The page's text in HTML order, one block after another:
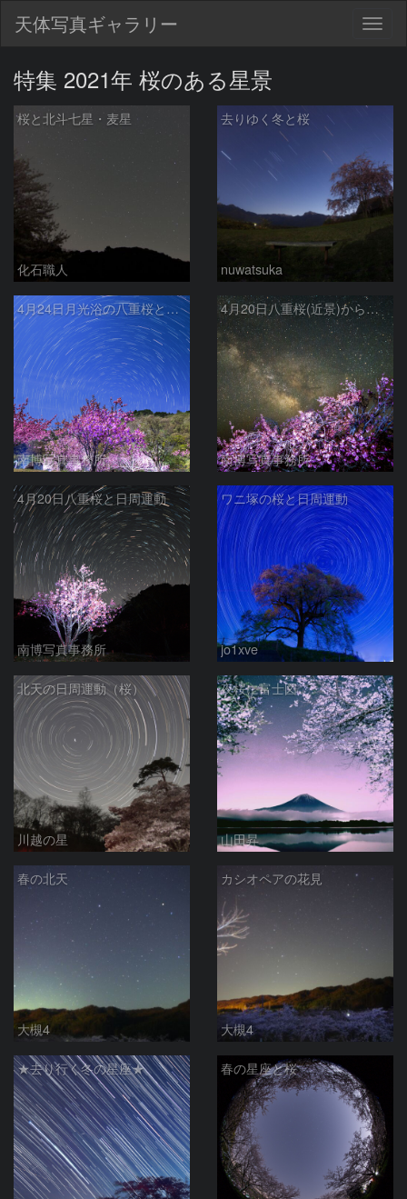
天体写真ギャラリー
特集 2021年 桜のある星景
桜と北斗七星・麦星
化石職人
去りゆく冬と桜
nuwatsuka
4月24日月光浴の八重桜と日周運動
南博写真事務所
4月20日八重桜(近景)から天の川(遠景)全ピン1ショット撮影
南博写真事務所
4月20日八重桜と日周運動
南博写真事務所
ワニ塚の桜と日周運動
jo1xve
北天の日周運動（桜）
川越の星
夜桜に富士図
山田昇
春の北天
大槻4
カシオペアの花見
大槻4
★去り行く冬の星座★ 春の星座と桜